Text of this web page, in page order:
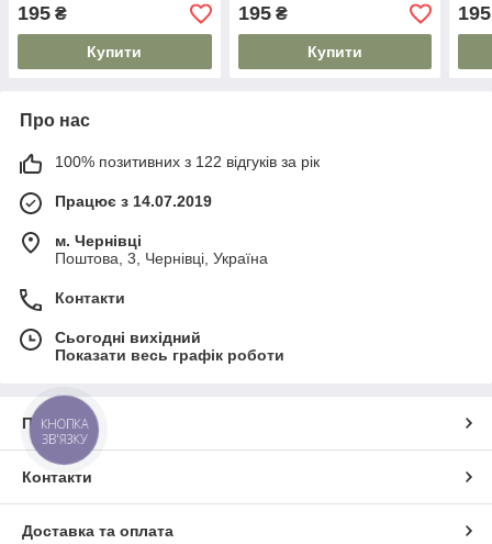
195 ₴
Купити
195₴
Купити
195
Про нас
100% позитивних з 122 відгуків за рік
Працює з 14.07.2019
м. Чернівці
Поштова, 3, Чернівці, Україна
Контакти
Сьогодні вихідний
Показати весь графік роботи
Про нас
Контакти
Доставка та оплата
КНОПКА
ЗВ'ЯЗКУ